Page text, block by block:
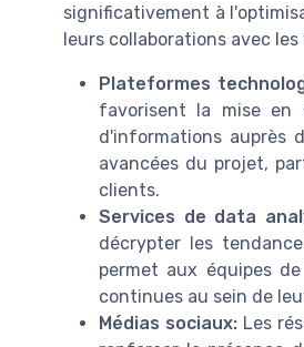
significativement à
leurs collaborations avec les
Plateformes
favorisent la mise en
d'informations auprès
avancées du projet,
clients.
Services de data
décrypter les
permet aux équipes
continues au sein de
Médias sociaux: Les